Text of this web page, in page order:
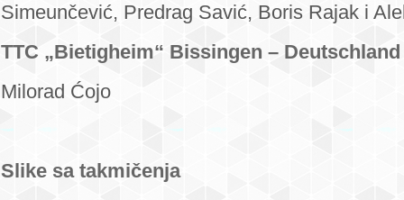
Simeunčević, Predrag Savić, Boris Rajak i
TTC „Bietigheim“ Bissingen – Deutschland
Milorad Ćojo
Slike sa takmičenja